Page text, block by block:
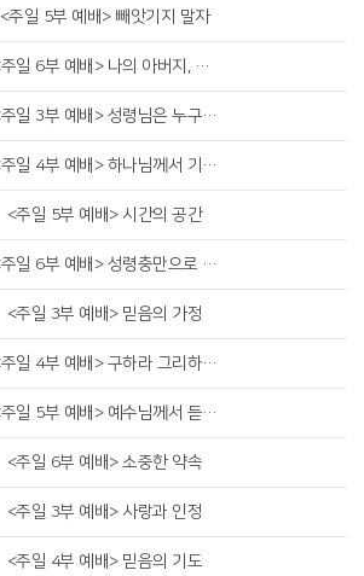
<주일 5부 예배> 빼앗기지 말자
<주일 6부 예배> 나의 아버지, 나의 하나님
<주일 3부 예배> 성령님은 누구이신가?
<주일 4부 예배> 하나님께서 기뻐하시는 교회
<주일 5부 예배> 시간의 공간
<주일 6부 예배> 성령충만으로 돌파!
<주일 3부 예배> 믿음의 가정
<주일 4부 예배> 구하라 그리하면 받으리니
<주일 5부 예배> 예수님께서 듣고 싶어하시는 고백
<주일 6부 예배> 소중한 약속
<주일 3부 예배> 사랑과 인정
<주일 4부 예배> 믿음의 기도